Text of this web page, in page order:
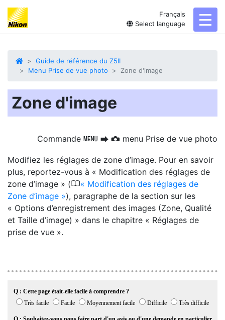
Français
Select language
Guide de référence du Z5II
Menu Prise de vue photo
Zone d'image
Zone d'image
Commande G U C menu Prise de vue photo
Modifiez les réglages de zone d’image. Pour en savoir
plus, reportez-vous à « Modification des réglages de
zone d’image » (0
Modification des réglages de
Zone d’image
), paragraphe de la section sur les
« Options d’enregistrement des images (Zone, Qualité
et Taille d’image) » dans le chapitre « Réglages de
prise de vue ».